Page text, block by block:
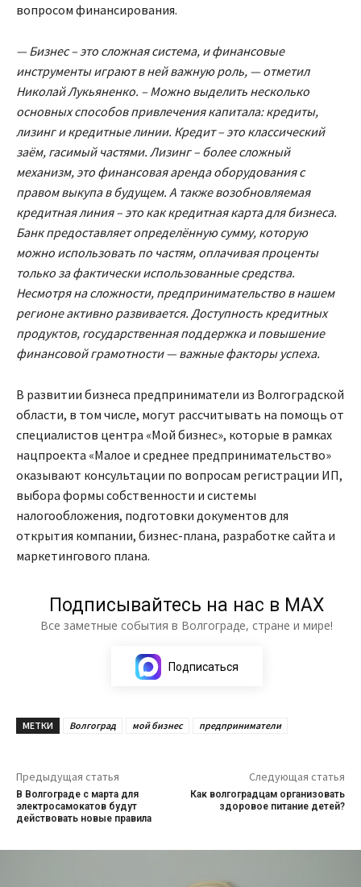
вопросом финансирования.
— Бизнес – это сложная система, и финансовые
инструменты играют в ней важную роль, — отметил
Николай Лукьяненко. – Можно выделить несколько
основных способов привлечения капитала: кредиты,
лизинг и кредитные линии. Кредит – это классический
заём, гасимый частями. Лизинг – более сложный
механизм, это финансовая аренда оборудования с
правом выкупа в будущем. А также возобновляемая
кредитная линия – это как кредитная карта для бизнеса.
Банк предоставляет определённую сумму, которую
можно использовать по частям, оплачивая проценты
только за фактически использованные средства.
Несмотря на сложности, предпринимательство в нашем
регионе активно развивается. Доступность кредитных
продуктов, государственная поддержка и повышение
финансовой грамотности — важные факторы успеха.
В развитии бизнеса предприниматели из Волгоградской
области, в том числе, могут рассчитывать на помощь от
специалистов центра «Мой бизнес», которые в рамках
нацпроекта «Малое и среднее предпринимательство»
оказывают консультации по вопросам регистрации ИП,
выбора формы собственности и системы
налогообложения, подготовки документов для
открытия компании, бизнес-плана, разработке сайта и
маркетингового плана.
Подписывайтесь на нас в МАХ
Все заметные события в Волгограде, стране и мире!
Подписаться
МЕТКИ Волгоград мой бизнес предприниматели
Предыдущая статья
В Волгограде с марта для
электросамокатов будут
действовать новые правила
Следующая статья
Как волгоградцам организовать
здоровое питание детей?